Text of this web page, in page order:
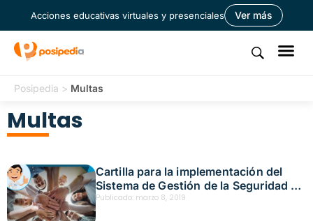
Acciones educativas virtuales y presenciales Ver más
Posipedia > Multas
Multas
Cartilla para la implementación del
Sistema de Gestión de la Seguridad y
Salud en el Trabajo (SG-SST) en las
empresas
Publicado: marzo 8, 2019